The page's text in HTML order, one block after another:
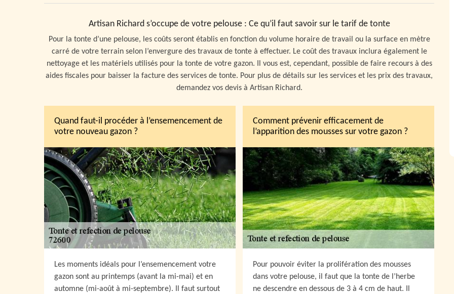
Artisan Richard s’occupe de votre pelouse : Ce qu’il faut savoir sur le tarif de tonte
Pour la tonte d’une pelouse, les coûts seront établis en fonction du volume horaire de travail ou la surface en mètre
carré de votre terrain selon l’envergure des travaux de tonte à effectuer. Le coût des travaux inclura également le
nettoyage et les matériels utilisés pour la tonte de votre gazon. Il vous est, cependant, possible de faire recours à des
aides fiscales pour baisser la facture des services de tonte. Pour plus de détails sur les services et les prix des travaux,
demandez vos devis à Artisan Richard.
Quand faut-il procéder à l’ensemencement de
votre nouveau gazon ?
Les moments idéals pour l’ensemencement votre
gazon sont au printemps (avant la mi-mai) et en
automne (mi-août à mi-septembre). Il faut surtout
Comment prévenir efficacement de
l’apparition des mousses sur votre gazon ?
Pour pouvoir éviter la prolifération des mousses
dans votre pelouse, il faut que la tonte de l’herbe
ne descendre en dessous de 3 à 4 cm de haut. Il